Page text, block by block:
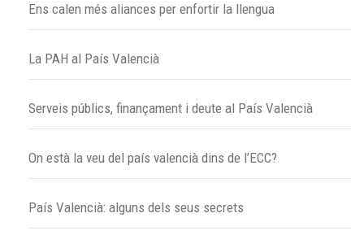
Ens calen més aliances per enfortir la llengua
La PAH al País Valencià
Serveis públics, finançament i deute al País Valencià
On està la veu del país valencià dins de l’ECC?
País Valencià: alguns dels seus secrets